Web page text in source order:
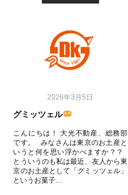
2026年3月5日
グミッツェル
こんにちは！ 大光不動産、総務部
です。 みなさんは東京のお土産と
いうと何を思い浮かべますか？？
とういうのも私は最近、友人から東
京のお土産として「グミッツェル」
というお菓子…